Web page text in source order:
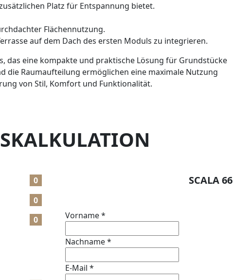
Platz für Entspannung bietet.
Flächennutzung.
auf dem Dach des ersten Moduls zu integrieren.
das eine kompakte und praktische Lösung für Grundstücke
die Raumaufteilung ermöglichen eine maximale Nutzung
von Stil, Komfort und Funktionalität.
0
0
0
SCALA 66
Vorname*
Nachname*
E-Mail *